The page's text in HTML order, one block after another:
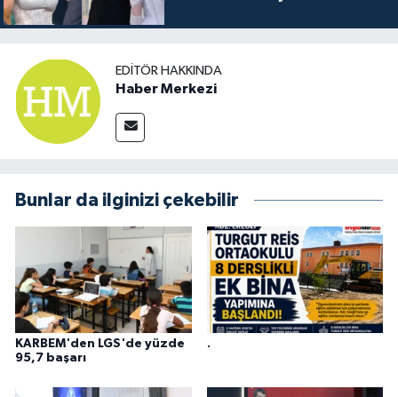
EDITÖR HAKKINDA
Haber Merkezi
Bunlar da ilginizi çekebilir
KARBEM'den LGS'de yüzde
95,7 başarı
.